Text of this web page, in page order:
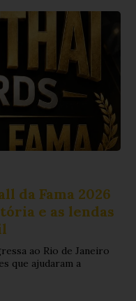
da Fama 2026
e as lendas
ao Rio de Janeiro
que ajudaram a